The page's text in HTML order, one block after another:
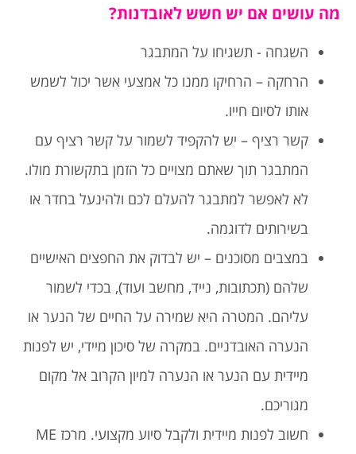
מה עושים אם יש חשש לאובדנות?
השגחה - תשגיחו על המתבגר
הרחקה – הרחיקו ממנו כל אמצעי אשר יכול לשמש
אותו לסיום חייו.
קשר רציף – יש להקפיד לשמור על קשר רציף עם
המתבגר תוך שאתם מצויים כל הזמן בתקשורת מולו.
לא לאפשר למתבגר להעלם לכם ולהינעל בחדר או
בשירותים לדוגמה.
במצבים מסוכנים – יש לבדוק את החפצים האישיים
שלהם (תכתובות, נייד, מחשב ועוד), בכדי לשמור
עליהם. המטרה היא שמירה על החיים של הנער או
הנערה האובדניים. במקרה של סיכון מיידי, יש לפנות
מיידית עם הנער או הנערה למיון הקרוב אל מקום
מגוריכם.
חשוב לפנות מיידית ולקבל סיוע מקצועי. מרכז ME